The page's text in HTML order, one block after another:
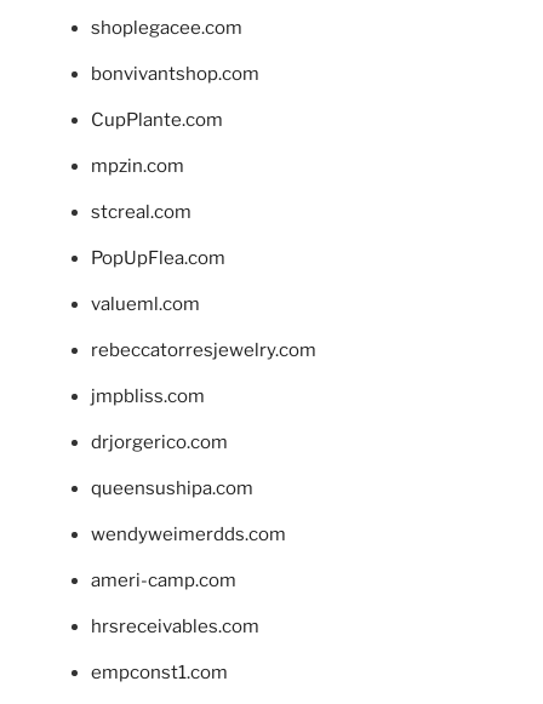
shoplegacee.com
bonvivantshop.com
CupPlante.com
mpzin.com
stcreal.com
PopUpFlea.com
valueml.com
rebeccatorresjewelry.com
jmpbliss.com
drjorgerico.com
queensushipa.com
wendyweimerdds.com
ameri-camp.com
hrsreceivables.com
empconst1.com